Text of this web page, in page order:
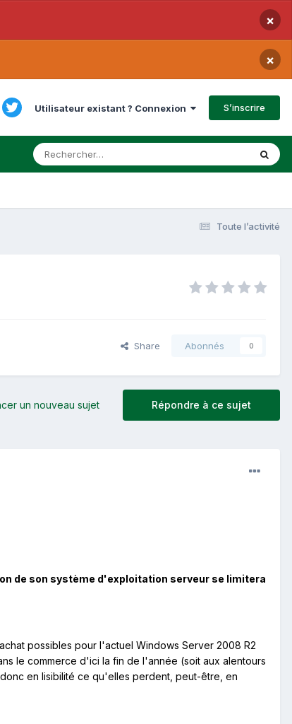
×
×
Utilisateur existant ? Connexion S’inscrire
Toute l’activité
Share Abonnés 0
Répondre à ce sujet
un nouveau sujet
de son système d'exploitation serveur se limitera
possibles pour l'actuel Windows Server 2008 R2
le commerce d'ici la fin de l'année (soit aux alentours
en lisibilité ce qu'elles perdent, peut-être, en